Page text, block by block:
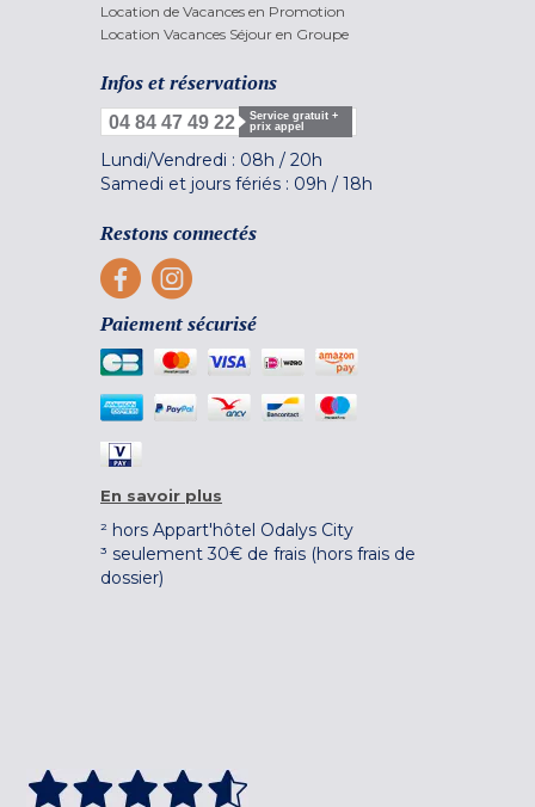
Location de Vacances en Promotion
Location Vacances Séjour en Groupe
Infos et réservations
04 84 47 49 22
Service gratuit +
prix appel
Lundi/Vendredi : 08h / 20h
Samedi et jours fériés : 09h / 18h
Restons connectés
Paiement sécurisé
En savoir plus
² hors Appart'hôtel Odalys City
³ seulement 30€ de frais (hors frais de
dossier)